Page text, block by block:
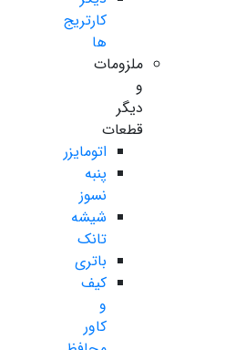
کارتریج
ها
ملزومات
و
دیگر
قطعات
اتومایزر
پنبه
نسوز
شیشه
تانک
باتری
کیف
و
کاور